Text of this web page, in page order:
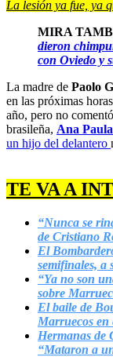
La lesión ya fue, ya
MIRA
dieron
con Oviedo y
La madre de Paolo
en las próximas
año, pero no
brasileña, Ana
un hijo del delantero
TE VA A
“Nunca se
de Cristiano
El
semifinales, a
“Ya no son
sobre
El baile de
Marruecos
Hermanas de
“Mataron a